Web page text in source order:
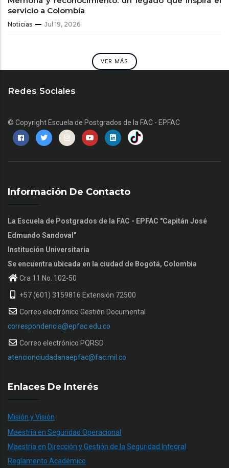
servicio a Colombia
Noticias Jul 19, 2026
VER MÁS
Redes Sociales
© Copyright Escuela de Postgrados de la FAC - EPFAC
Información De Contacto
La Escuela de Postgrados de la FAC - EPFAC "Capitán José
Edmundo Sandoval"
Institución Universitaria
Se encuentra ubicada en la ciudad de Bogotá, Colombia
Cra 11 No. 102-50
+57 (601) 3159816 Extensión 72500
Correo electrónico Gestión Documental
correspondencia@epfac.edu.co
Correo electrónico PQRSD
atencionciudadanaepfac@fac.mil.co
Enlaces De Interés
Misión y Visión
Maestría en Seguridad Operacional
Maestría en Dirección y Gestión de la Seguridad Integral
Reglamento Académico